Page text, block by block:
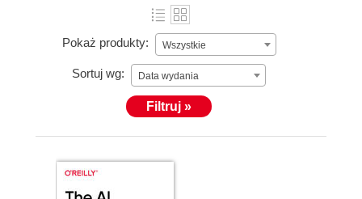
Pokaż produkty: Wszystkie
Sortuj wg: Data wydania
Filtruj »